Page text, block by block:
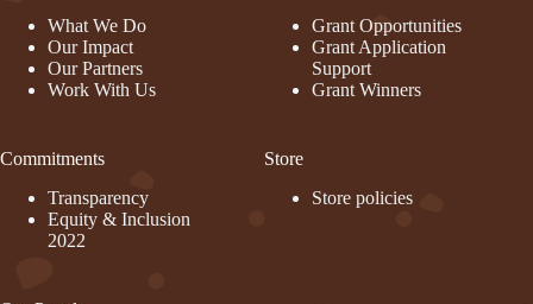
What We Do
Our Impact
Our Partners
Work With Us
Commitments
Transparency
Equity & Inclusion
2022
Grant Opportunities
Grant Application
Support
Grant Winners
Store
Store policies